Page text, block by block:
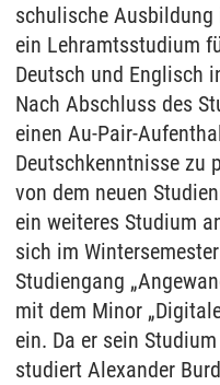
schulische Ausbildung
ein Lehramtsstudium
Deutsch und Englisch
Nach Abschluss des
einen Au-Pair-
Deutschkenntnisse zu
von dem neuen
ein weiteres Studium
sich im
Studiengang
mit dem Minor
ein. Da er sein
studiert Alexander